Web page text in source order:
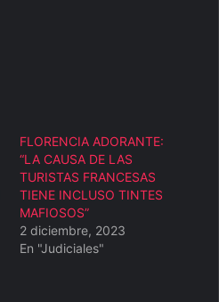
FLORENCIA ADORANTE:
“LA CAUSA DE LAS
TURISTAS FRANCESAS
TIENE INCLUSO TINTES
MAFIOSOS”
2 diciembre, 2023
En "Judiciales"